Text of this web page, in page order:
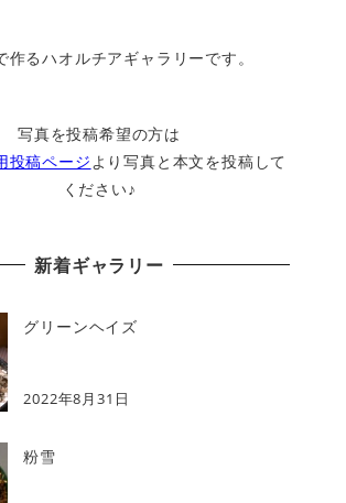
作るハオルチアギャラリーです。
写真を投稿希望の方は
投稿ページ より写真と本文を投稿して
ください♪
新着ギャラリー
グリーンヘイズ
2022年8月31日
粉雪